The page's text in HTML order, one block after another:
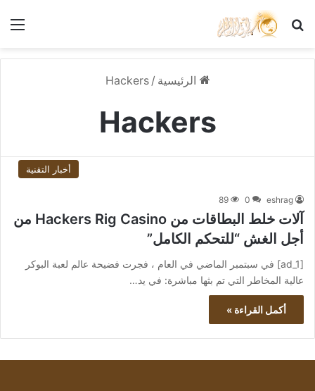
بحث عن
الرئيسية /
Hackers
Hackers
أخبار التقنية
eshrag
0
89
آلات خلط البطاقات من Hackers Rig Casino من
أجل الغش “للتحكم الكامل”
[ad_1] في سبتمبر الماضي في العام ، فجرت فضيحة عالم لعبة البوكر
عالية المخاطر التي تم بثها مباشرة: في يد…
أكمل القراءة »